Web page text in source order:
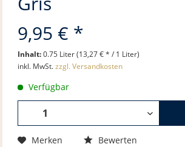
9,95 € *
Inhalt:0.75 Liter (13,27 € * / 1 Liter)
inkl. MwSt.zzgl. Versandkosten
Verfügbar
Merken Bewerten